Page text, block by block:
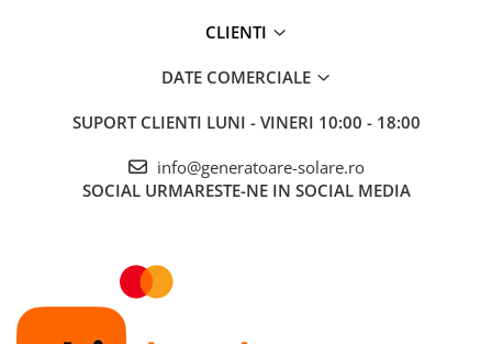
CLIENTI
DATE COMERCIALE
SUPORT CLIENTI LUNI - VINERI 10:00 - 18:00
info@generatoare-solare.ro
SOCIAL URMARESTE-NE IN SOCIAL MEDIA